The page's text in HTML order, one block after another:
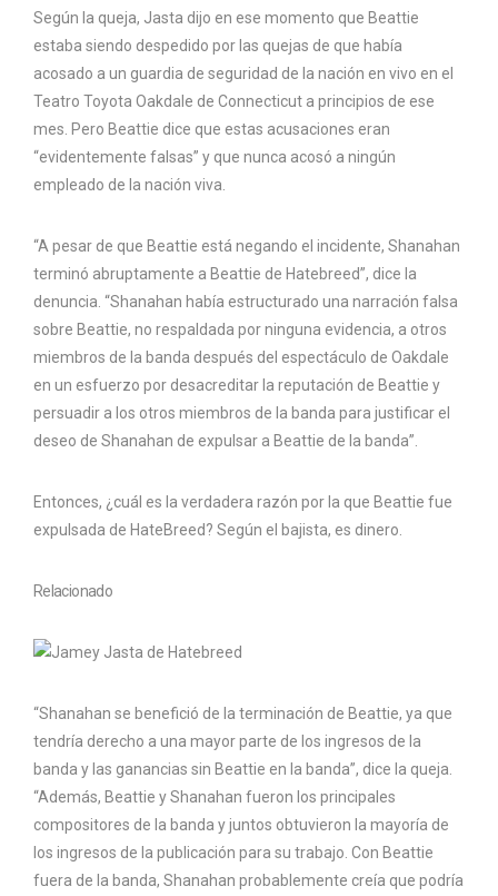
Según la queja, Jasta dijo en ese momento que Beattie
estaba siendo despedido por las quejas de que había
acosado a un guardia de seguridad de la nación en vivo en el
Teatro Toyota Oakdale de Connecticut a principios de ese
mes. Pero Beattie dice que estas acusaciones eran
“evidentemente falsas” y que nunca acosó a ningún
empleado de la nación viva.
“A pesar de que Beattie está negando el incidente, Shanahan
terminó abruptamente a Beattie de Hatebreed”, dice la
denuncia. “Shanahan había estructurado una narración falsa
sobre Beattie, no respaldada por ninguna evidencia, a otros
miembros de la banda después del espectáculo de Oakdale
en un esfuerzo por desacreditar la reputación de Beattie y
persuadir a los otros miembros de la banda para justificar el
deseo de Shanahan de expulsar a Beattie de la banda”.
Entonces, ¿cuál es la verdadera razón por la que Beattie fue
expulsada de HateBreed? Según el bajista, es dinero.
Relacionado
“Shanahan se benefició de la terminación de Beattie, ya que
tendría derecho a una mayor parte de los ingresos de la
banda y las ganancias sin Beattie en la banda”, dice la queja.
“Además, Beattie y Shanahan fueron los principales
compositores de la banda y juntos obtuvieron la mayoría de
los ingresos de la publicación para su trabajo. Con Beattie
fuera de la banda, Shanahan probablemente creía que podría